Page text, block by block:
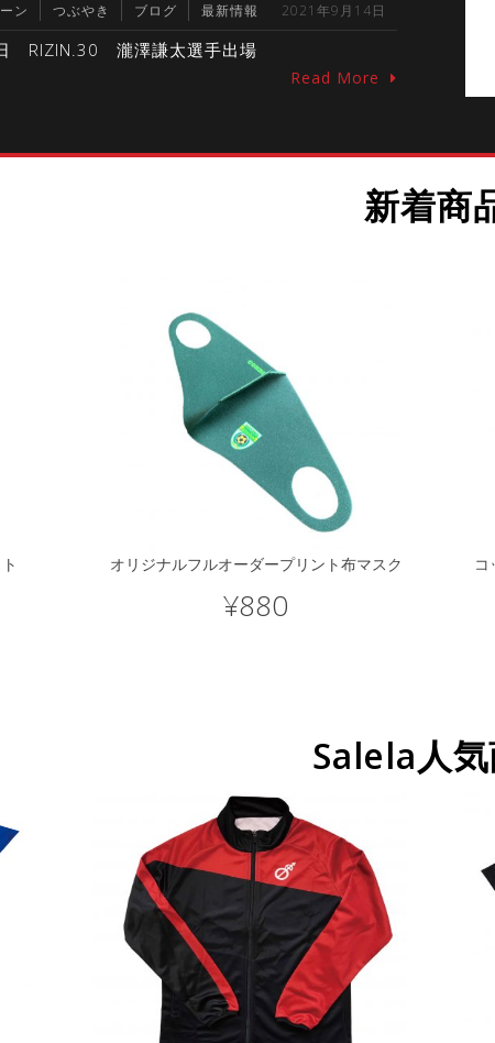
ン つぶやき ブログ 最新情報 2021年9月14日
RIZIN.30 瀧澤謙太選手出場
Read More
新着商
オリジナルフルオーダープリント布マスク
¥880
Salela人